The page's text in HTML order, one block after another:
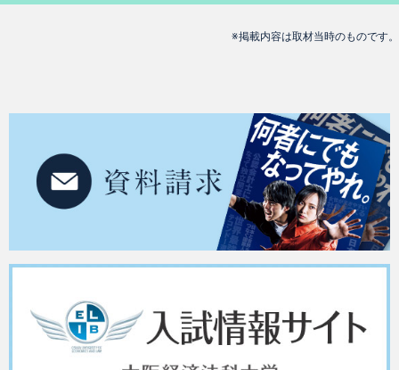
※掲載内容は取材当時のものです。